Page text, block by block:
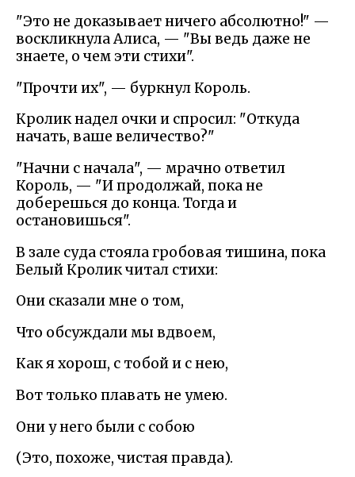
"Это не доказывает ничего абсолютно!" —
воскликнула Алиса, — "Вы ведь даже не
знаете, о чем эти стихи".
"Прочти их", — буркнул Король.
Кролик надел очки и спросил: "Откуда
начать, ваше величество?"
"Начни с начала", — мрачно ответил
Король, — "И продолжай, пока не
доберешься до конца. Тогда и
остановишься".
В зале суда стояла гробовая тишина, пока
Белый Кролик читал стихи:
Они сказали мне о том,
Что обсуждали мы вдвоем,
Как я хорош, с тобой и с нею,
Вот только плавать не умею.
Они у него были с собою
(Это, похоже, чистая правда).